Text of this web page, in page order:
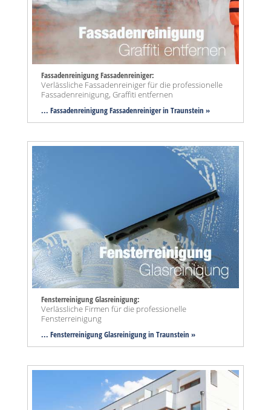
Fassadenreinigung Fassadenreiniger:
Verlässliche Fassadenreiniger für die professionelle
Fassadenreinigung, Graffiti entfernen
... Fassadenreinigung Fassadenreiniger in Traunstein »
Fensterreinigung Glasreinigung:
Verlässliche Firmen für die professionelle
Fensterreinigung
... Fensterreinigung Glasreinigung in Traunstein »